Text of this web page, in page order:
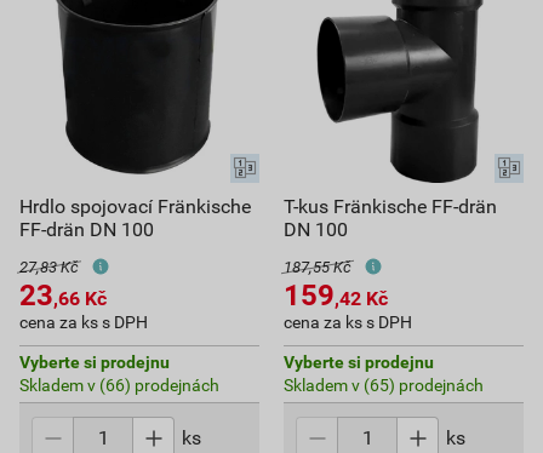
Hrdlo spojovací Fränkische
FF-drän DN 100
27,83 Kč
23,66 Kč
cena za ks s DPH
Vyberte si prodejnu
Skladem v (66) prodejnách
ks
T-kus Fränkische FF-drän
DN 100
187,55 Kč
159,42 Kč
cena za ks s DPH
Vyberte si prodejnu
Skladem v (65) prodejnách
ks